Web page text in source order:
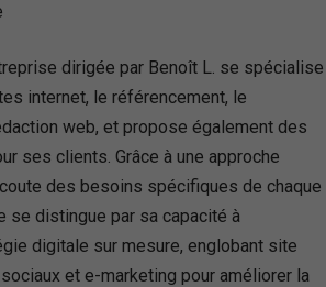
dirigée par Benoît L. se spécialise
internet, le référencement, le
web, et propose également des
ses clients. Grâce à une approche
des besoins spécifiques de chaque
se distingue par sa capacité à
digitale sur mesure, englobant site
et e-marketing pour améliorer la